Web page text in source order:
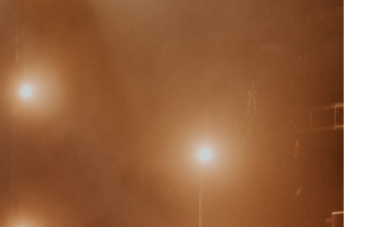
Les Eclatantes : une soirée entre
concerts, expos, kart, aéroplume…
à la Cité des Sciences